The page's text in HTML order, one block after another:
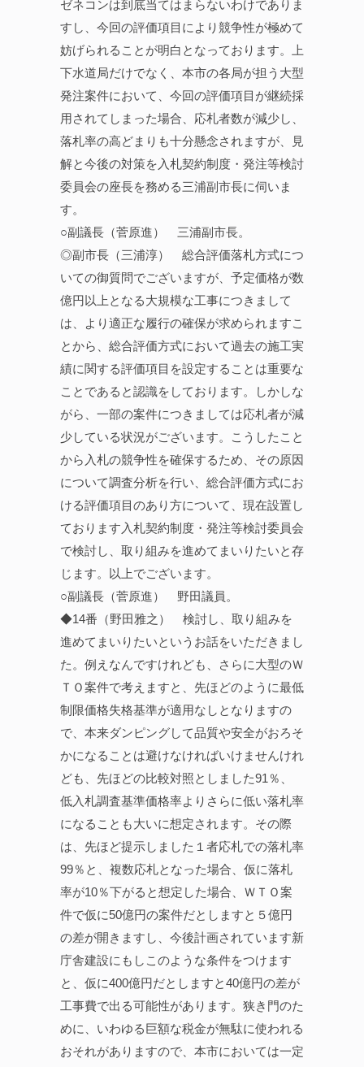
ゼネコンは到底当てはまらないわけでありま
すし、今回の評価項目により競争性が極めて
妨げられることが明白となっております。上
下水道局だけでなく、本市の各局が担う大型
発注案件において、今回の評価項目が継続採
用されてしまった場合、応札者数が減少し、
落札率の高どまりも十分懸念されますが、見
解と今後の対策を入札契約制度・発注等検討
委員会の座長を務める三浦副市長に伺いま
す。
○副議長（菅原進） 三浦副市長。
◎副市長（三浦淳） 総合評価落札方式につ
いての御質問でございますが、予定価格が数
億円以上となる大規模な工事につきまして
は、より適正な履行の確保が求められますこ
とから、総合評価方式において過去の施工実
績に関する評価項目を設定することは重要な
ことであると認識をしております。しかしな
がら、一部の案件につきましては応札者が減
少している状況がございます。こうしたこと
から入札の競争性を確保するため、その原因
について調査分析を行い、総合評価方式にお
ける評価項目のあり方について、現在設置し
ております入札契約制度・発注等検討委員会
で検討し、取り組みを進めてまいりたいと存
じます。以上でございます。
○副議長（菅原進） 野田議員。
◆14番（野田雅之） 検討し、取り組みを
進めてまいりたいというお話をいただきまし
た。例えなんですけれども、さらに大型のＷ
ＴＯ案件で考えますと、先ほどのように最低
制限価格失格基準が適用なしとなりますの
で、本来ダンピングして品質や安全がおろそ
かになることは避けなければいけませんけれ
ども、先ほどの比較対照としました91％、
低入札調査基準価格率よりさらに低い落札率
になることも大いに想定されます。その際
は、先ほど提示しました１者応札での落札率
99％と、複数応札となった場合、仮に落札
率が10％下がると想定した場合、ＷＴＯ案
件で仮に50億円の案件だとしますと５億円
の差が開きますし、今後計画されています新
庁舎建設にもしこのような条件をつけます
と、仮に400億円だとしますと40億円の差が
工事費で出る可能性があります。狭き門のた
めに、いわゆる巨額な税金が無駄に使われる
おそれがありますので、本市においては一定